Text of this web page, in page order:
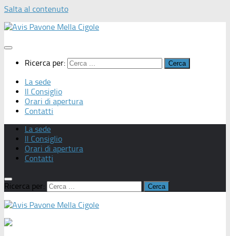
Salta al contenuto
Ricerca per:
La sede
Il Consiglio
Orari di apertura
Contatti
La sede
Il Consiglio
Orari di apertura
Contatti
Ricerca per: